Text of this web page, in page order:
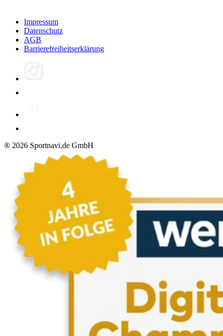
Impressum
Datenschutz
AGB
Barrierefreiheitserklärung
® 2026 Sportnavi.de GmbH